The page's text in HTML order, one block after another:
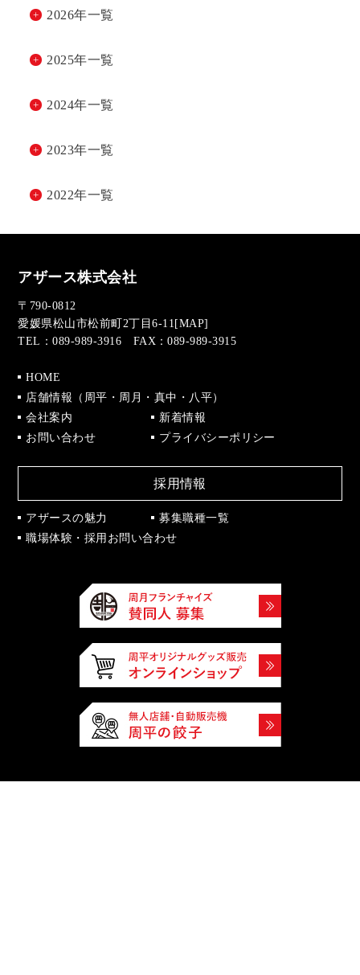
2026年一覧
2025年一覧
2024年一覧
2023年一覧
2022年一覧
アザース株式会社
〒790-0812
愛媛県松山市松前町2丁目6-11[MAP]
TEL：089-989-3916 FAX：089-989-3915
HOME
店舗情報（周平・周月・真中・八平）
会社案内
新着情報
お問い合わせ
プライバシーポリシー
採用情報
アザースの魅力
募集職種一覧
職場体験・採用お問い合わせ